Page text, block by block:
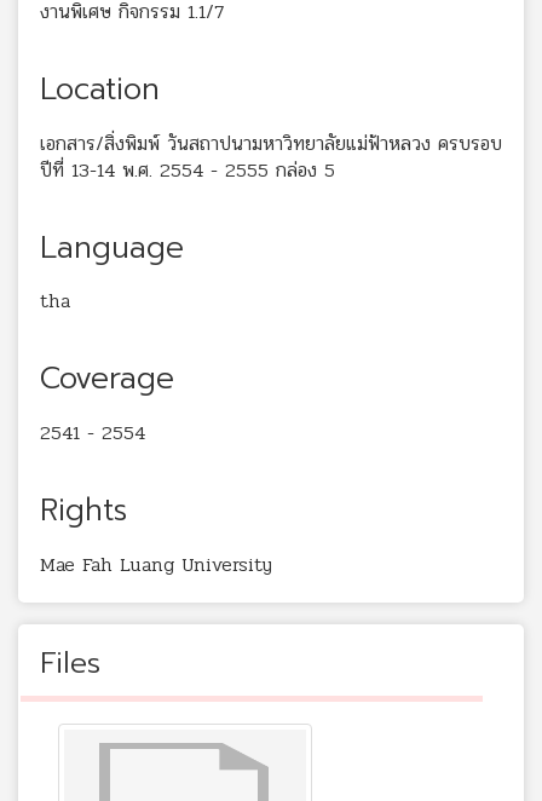
งานพิเศษ กิจกรรม 1.1/7
Location
เอกสาร/สิ่งพิมพ์ วันสถาปนามหาวิทยาลัยแม่ฟ้าหลวง ครบรอบ
ปีที่ 13-14 พ.ศ. 2554 - 2555 กล่อง 5
Language
tha
Coverage
2541 - 2554
Rights
Mae Fah Luang University
Files